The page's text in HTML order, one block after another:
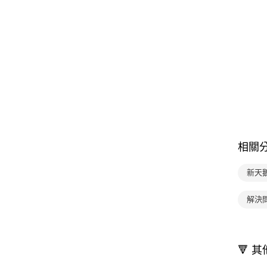
相關
新天
解決
🔻 其